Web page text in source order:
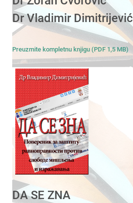
Dr Vladimir Dimitrijević
Preuzmite kompletnu knjigu (PDF 1,5 MB)
DA SE ZNA